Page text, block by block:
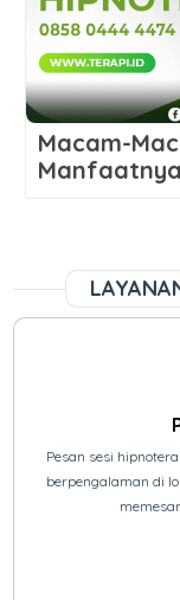
Macam-
Pesan sesi
berpengalaman di